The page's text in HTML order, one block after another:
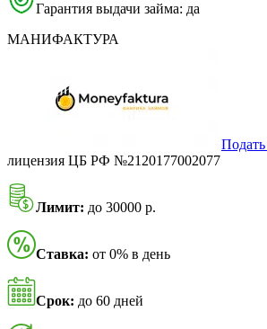
Гарантия выдачи займа: да
МАНИФАКТУРА
Подать
лицензия ЦБ РФ №2120177002077
Лимит: до 30000 р.
Ставка: от 0% в день
Срок: до 60 дней